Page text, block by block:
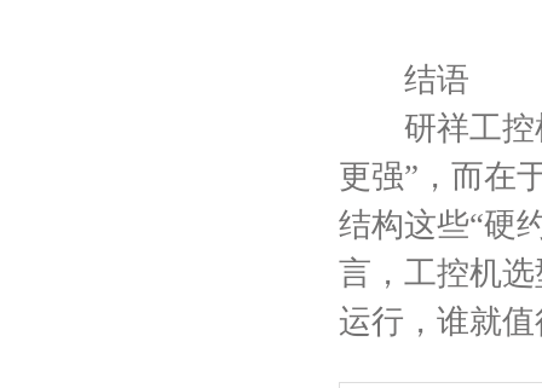
结语
研祥工控机
更强”，而在
结构这些“硬
言，工控机
运行，谁就